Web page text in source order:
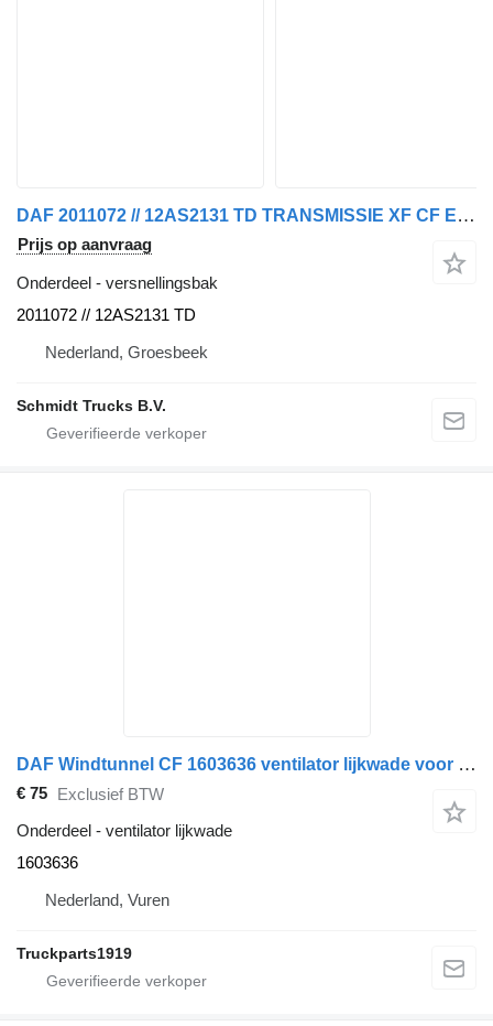
DAF 2011072 // 12AS2131 TD TRANSMISSIE XF CF EURO 6 MODEL 2017 versnellingsbak voor vrachtwagen
Prijs op aanvraag
Onderdeel - versnellingsbak
2011072 // 12AS2131 TD
Nederland, Groesbeek
Schmidt Trucks B.V.
DAF Windtunnel CF 1603636 ventilator lijkwade voor vrachtwagen
€ 75 Exclusief BTW
Onderdeel - ventilator lijkwade
1603636
Nederland, Vuren
Truckparts1919